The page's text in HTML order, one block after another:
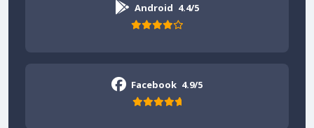
Android 4.4/5
Facebook 4.9/5